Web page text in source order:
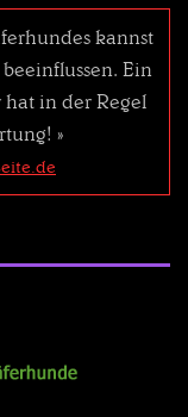
kannst
Ein
in der Regel
»